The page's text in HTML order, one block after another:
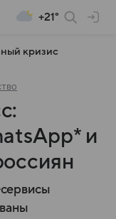
+21°
кризис
и